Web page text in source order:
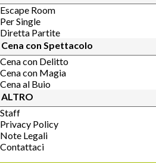
Escape Room
Per Single
Diretta Partite
Cena con Spettacolo
Cena con Delitto
Cena con Magia
Cena al Buio
ALTRO
Staff
Privacy Policy
Note Legali
Contattaci